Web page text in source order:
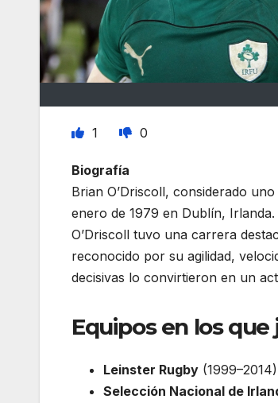
1 0
Biografía
Brian O’Driscoll, considerado
enero de 1979 en Dublín,
O’Driscoll tuvo una carrera
reconocido por su agilidad,
decisivas lo convirtieron en un
Equipos en los que
Leinster Rugby (1999–2014)
Selección Nacional de